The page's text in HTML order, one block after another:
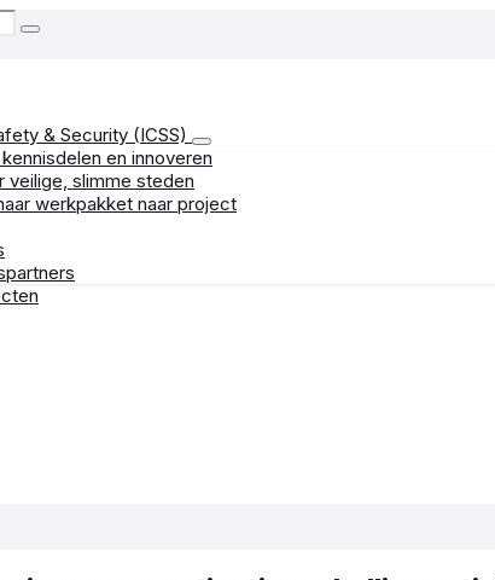
& Security (ICSS)
en innoveren
veilige, slimme steden
werkpakket naar project